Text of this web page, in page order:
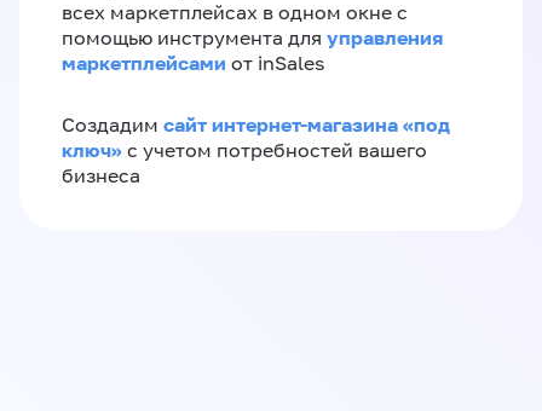
всех маркетплейсах в одном окне с
помощью инструмента для управления
маркетплейсами от inSales
Создадим сайт интернет-магазина «под
ключ» с учетом потребностей вашего
бизнеса